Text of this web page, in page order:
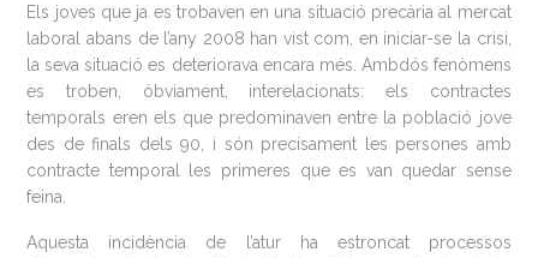
Els joves que ja es trobaven en una situació precària al mercat
laboral abans de l’any 2008 han vist com, en iniciar-se la crisi,
la seva situació es deteriorava encara més. Ambdós fenòmens
es troben, òbviament, interelacionats: els contractes
temporals eren els que predominaven entre la població jove
des de finals dels 90, i són precisament les persones amb
contracte temporal les primeres que es van quedar sense
feina.
Aquesta incidència de l’atur ha estroncat processos